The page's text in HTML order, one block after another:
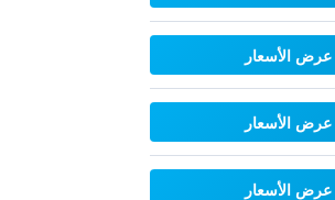
عرض الأسعار
عرض الأسعار
عرض الأسعار